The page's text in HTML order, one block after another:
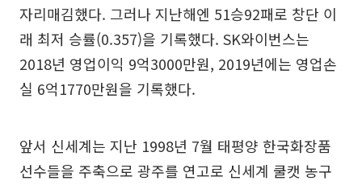
자리매김했다. 그러나 지난해엔 51승92패로 창단 이
래 최저 승률(0.357)을 기록했다. SK와이번스는
2018년 영업이익 9억3000만원, 2019년에는 영업손
실 6억1770만원을 기록했다.
앞서 신세계는 지난 1998년 7월 태평양 한국화장품
선수들을 주축으로 광주를 연고로 신세계 쿨캣 농구